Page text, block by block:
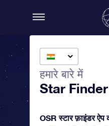
हमारे बारे में
Star
OSR स्टार फ़ाइंडर